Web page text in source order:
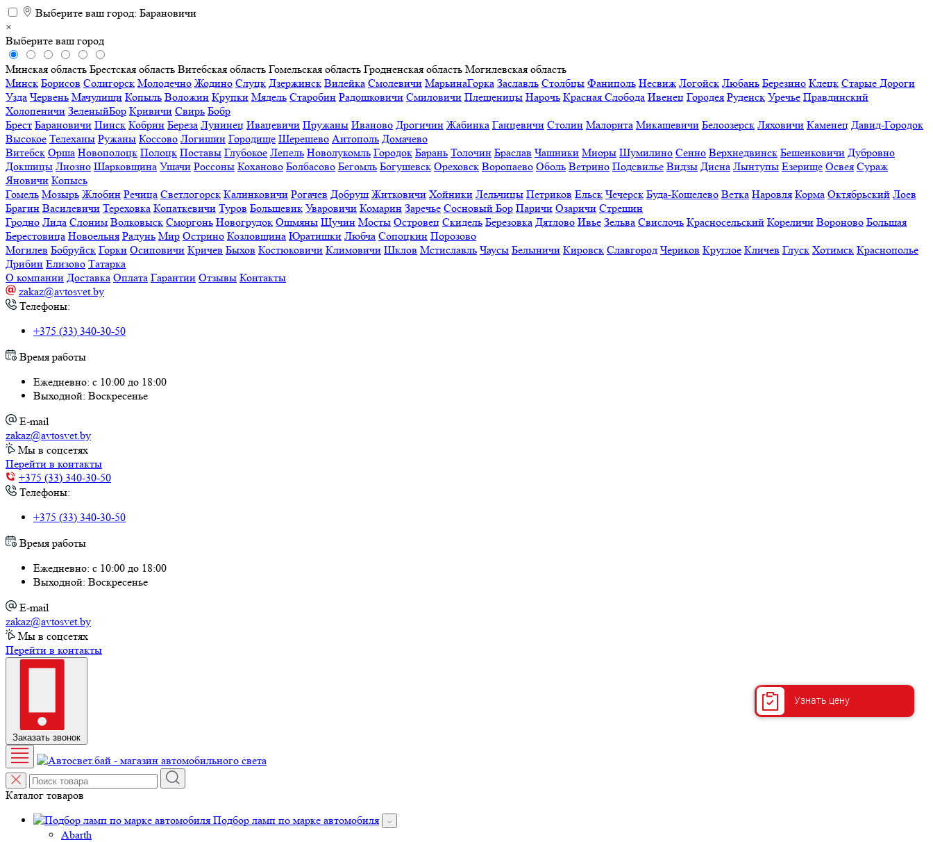
Выберите ваш город: Барановичи
×
Выберите ваш город
Минская область Брестская область Витебская область Гомельская область Гродненская область Могилевская область
Минск Борисов Солигорск Молодечно Жодино Слуцк Дзержинск Вилейка Смолевичи МарьинаГорка Заславль Столбцы Фаниполь Несвиж Логойск Любань Березино Клецк Старые Дороги
Узда Червень Мачулищи Копыль Воложин Крупки Мядель Старобин Радошковичи Смиловичи Плещеницы Нарочь Красная Слобода Ивенец Городея Руденск Уречье Правдинский
Холопеничи ЗеленыйБор Кривичи Свирь Бобр
Брест Барановичи Пинск Кобрин Береза Лунинец Ивацевичи Пружаны Иваново Дрогичин Жабинка Ганцевичи Столин Малорита Микашевичи Белоозерск Ляховичи Каменец Давид-Городок
Высокое Телеханы Ружаны Коссово Логишин Городище Шерешево Антополь Домачево
Витебск Орша Новополоцк Полоцк Поставы Глубокое Лепель Новолукомль Городок Барань Толочин Браслав Чашники Миоры Шумилино Сенно Верхнедвинск Бешенковичи Дубровно
Докшицы Лиозно Шарковщина Ушачи Россоны Коханово Болбасово Бегомль Богушевск Ореховск Воропаево Оболь Ветрино Подсвилье Видзы Дисна Лынтупы Езерище Освея Сураж
Яновичи Копысь
Гомель Мозырь Жлобин Речица Светлогорск Калинковичи Рогачев Добруш Житковичи Хойники Лельчицы Петриков Ельск Чечерск Буда-Кошелево Ветка Наровля Корма Октябрьский Лоев
Брагин Василевичи Тереховка Копаткевичи Туров Большевик Уваровичи Комарин Заречье Сосновый Бор Паричи Озаричи Стрешин
Гродно Лида Слоним Волковыск Сморгонь Новогрудок Ошмяны Щучин Мосты Островец Скидель Березовка Дятлово Ивье Зельва Свислочь Красносельский Кореличи Вороново Большая
Берестовица Новоельня Радунь Мир Острино Козловщина Юратишки Любча Сопоцкин Порозово
Могилев Бобруйск Горки Осиповичи Кричев Быхов Костюковичи Климовичи Шклов Мстиславль Чаусы Белыничи Кировск Славгород Чериков Круглое Кличев Глуск Хотимск Краснополье
Дрибин Елизово Татарка
О компании Доставка Оплата Гарантии Отзывы Контакты
zakaz@avtosvet.by
Телефоны:
+375 (33) 340-30-50
Время работы
Ежедневно: с 10:00 до 18:00
Выходной: Воскресенье
E-mail
zakaz@avtosvet.by
Мы в соцсетях
Перейти в контакты
+375 (33) 340-30-50
Телефоны:
+375 (33) 340-30-50
Время работы
Ежедневно: с 10:00 до 18:00
Выходной: Воскресенье
E-mail
zakaz@avtosvet.by
Мы в соцсетях
Перейти в контакты
Заказать звонок
Каталог товаров
Подбор ламп по марке автомобиля
Abarth
Узнать цену